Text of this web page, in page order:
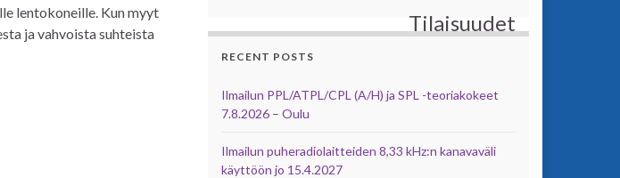
lentokoneille. Kun myyt
ja vahvoista suhteista
Tilaisuudet
RECENT POSTS
Ilmailun PPL/ATPL/CPL (A/H) ja SPL -teoriakokeet
7.8.2026 – Oulu
Ilmailun puheradiolaitteiden 8,33 kHz:n kanavaväli
käyttöön jo 15.4.2027